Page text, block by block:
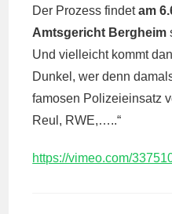
Der Prozess findetam
Amtsgericht Bergheim
Und vielleicht kommt
Dunkel, wer denn
famosen Polizeieinsatz
Reul, RWE,…..“
https://vimeo.com/